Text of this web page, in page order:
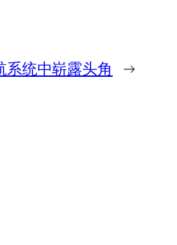
系统中崭露头角 →